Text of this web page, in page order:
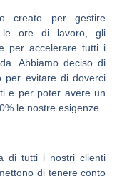
creato per gestire
le ore di lavoro, gli
per accelerare tutti i
Abbiamo deciso di
per evitare di doverci
e per poter avere un
le nostre esigenze.
di tutti i nostri clienti
di tenere conto